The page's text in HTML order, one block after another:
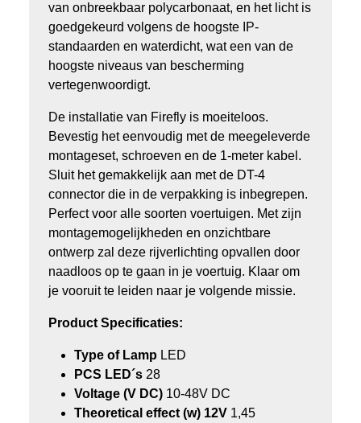
van onbreekbaar polycarbonaat, en het licht is
goedgekeurd volgens de hoogste IP-
standaarden en waterdicht, wat een van de
hoogste niveaus van bescherming
vertegenwoordigt.
De installatie van Firefly is moeiteloos.
Bevestig het eenvoudig met de meegeleverde
montageset, schroeven en de 1-meter kabel.
Sluit het gemakkelijk aan met de DT-4
connector die in de verpakking is inbegrepen.
Perfect voor alle soorten voertuigen. Met zijn
montagemogelijkheden en onzichtbare
ontwerp zal deze rijverlichting opvallen door
naadloos op te gaan in je voertuig. Klaar om
je vooruit te leiden naar je volgende missie.
Product Specificaties:
Type of Lamp LED
PCS LED´s 28
Voltage (V DC) 10-48V DC
Theoretical effect (w) 12V 1,45